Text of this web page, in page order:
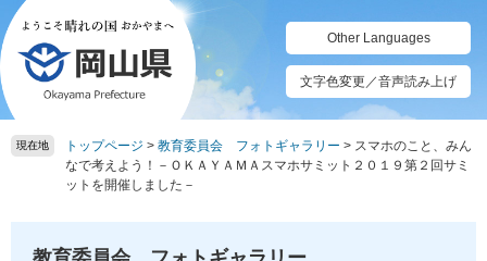
ペ
ー
ジ
の
先
頭
メ
ニ
ュ
ー
を
飛
Other Languages
文字色変更／音声読み上げ
現在地 トップページ > 教育委員会 フォトギャラリー > スマホのこと、みん
なで考えよう！－ＯＫＡＹＡＭＡスマホサミット２０１９第２回サミ
ットを開催しました－